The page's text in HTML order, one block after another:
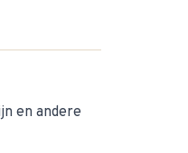
en andere